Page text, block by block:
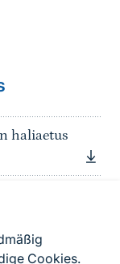
Cookies.
haliaetus